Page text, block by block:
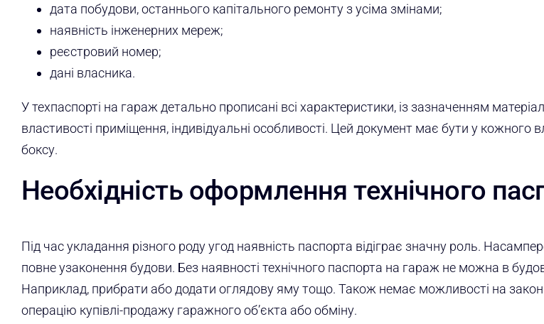
дата побудови, останнього капітального ремонту з усіма змінами;
наявність інженерних мереж;
реєстровий номер;
дані власника.
У техпаспорті на гараж детально прописані всі характеристики, із зазначенням
властивості приміщення, індивідуальні особливості. Цей документ має бути у кожного
боксу.
Необхідність оформлення технічного
Під час укладання різного роду угод наявність паспорта відіграє значну роль.
повне узаконення будови. Без наявності технічного паспорта на гараж не можна в
Наприклад, прибрати або додати оглядову яму тощо. Також немає можливості на
операцію купівлі-продажу гаражного об’єкта або обміну.